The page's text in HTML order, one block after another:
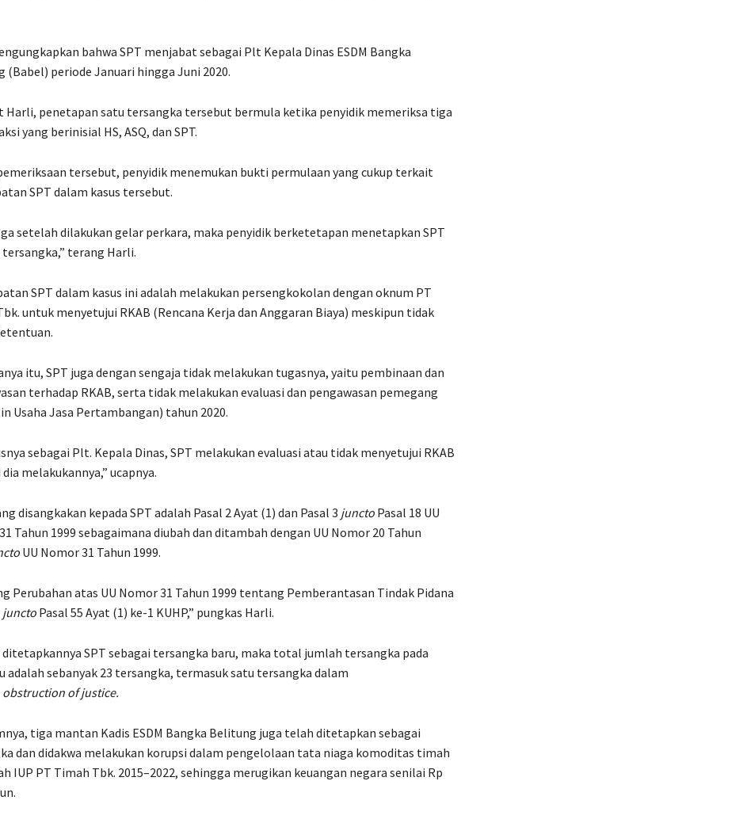
bahwa SPT menjabat sebagai Plt Kepala Dinas ESDM Bangka
(Babel) periode Januari hingga Juni 2020.
Harli, penetapan satu tersangka tersebut bermula ketika penyidik memeriksa tiga
yang berinisial HS, ASQ, dan SPT.
tersebut, penyidik menemukan bukti permulaan yang cukup terkait
SPT dalam kasus tersebut.
setelah dilakukan gelar perkara, maka penyidik berketetapan menetapkan SPT
tersangka,” terang Harli.
SPT dalam kasus ini adalah melakukan persengkokolan dengan oknum PT
untuk menyetujui RKAB (Rencana Kerja dan Anggaran Biaya) meskipun tidak
itu, SPT juga dengan sengaja tidak melakukan tugasnya, yaitu pembinaan dan
terhadap RKAB, serta tidak melakukan evaluasi dan pengawasan pemegang
Usaha Jasa Pertambangan) tahun 2020.
sebagai Plt. Kepala Dinas, SPT melakukan evaluasi atau tidak menyetujui RKAB
melakukannya,” ucapnya.
disangkakan kepada SPT adalah Pasal 2 Ayat (1) dan Pasal 3 junctoPasal 18 UU
Tahun 1999 sebagaimana diubah dan ditambah dengan UU Nomor 20 Tahun
UU Nomor 31 Tahun 1999.
Perubahan atas UU Nomor 31 Tahun 1999 tentang Pemberantasan Tindak Pidana
junctoPasal 55 Ayat (1) ke-1 KUHP,” pungkas Harli.
ditetapkannya SPT sebagai tersangka baru, maka total jumlah tersangka pada
adalah sebanyak 23 tersangka, termasuk satu tersangka dalam
obstruction of justice.
tiga mantan Kadis ESDM Bangka Belitung juga telah ditetapkan sebagai
dan didakwa melakukan korupsi dalam pengelolaan tata niaga komoditas timah
IUP PT Timah Tbk. 2015–2022, sehingga merugikan keuangan negara senilai Rp